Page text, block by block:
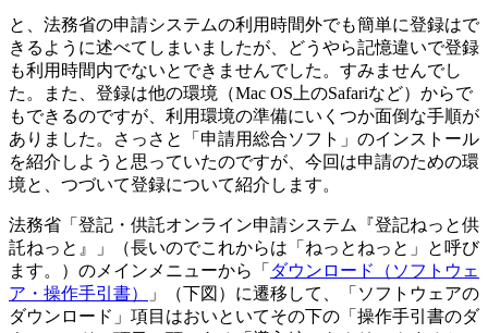
と、法務省の申請システムの利用時間外でも簡単に登録はで
きるように述べてしまいましたが、どうやら記憶違いで登録
も利用時間内でないとできませんでした。すみませんでし
た。また、登録は他の環境（Mac OS上のSafariなど）からで
もできるのですが、利用環境の準備にいくつか面倒な手順が
ありました。さっさと「申請用総合ソフト」のインストール
を紹介しようと思っていたのですが、今回は申請のための環
境と、つづいて登録について紹介します。
法務省「登記・供託オンライン申請システム『登記ねっと供
託ねっと』」（長いのでこれからは「ねっとねっと」と呼び
ます。）のメインメニューから「 ダウンロード（ソフトウェ
ア・操作手引書）
」（下図）に遷移して、「ソフトウェアの
ダウンロード」項目はおいといてその下の「操作手引書のダ